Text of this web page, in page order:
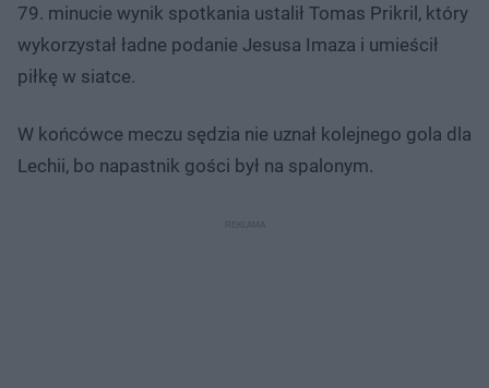
79. minucie wynik spotkania ustalił Tomas Prikril, który
wykorzystał ładne podanie Jesusa Imaza i umieścił
piłkę w siatce.
W końcówce meczu sędzia nie uznał kolejnego gola dla
Lechii, bo napastnik gości był na spalonym.